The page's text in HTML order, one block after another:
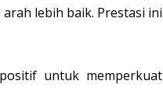
lebih baik. Prestasi ini
untuk memperkuat